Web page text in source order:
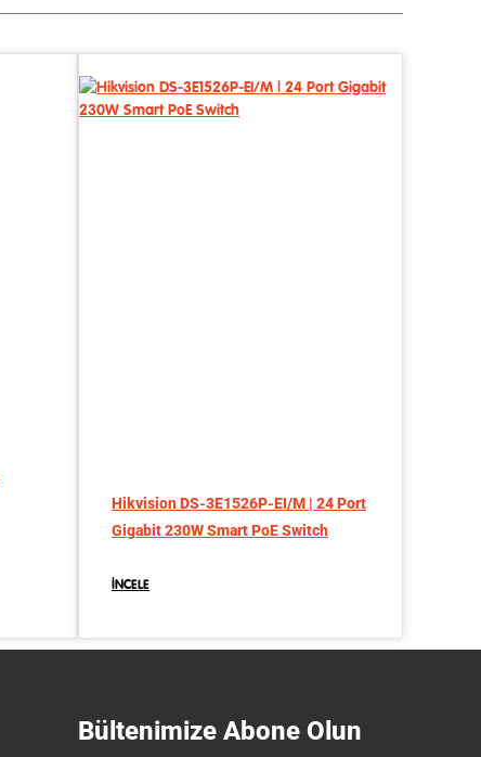
Hikvision DS-3E1526P-EI/M | 24 Port
Gigabit 230W Smart PoE Switch
İNCELE
Bültenimize Abone Olun